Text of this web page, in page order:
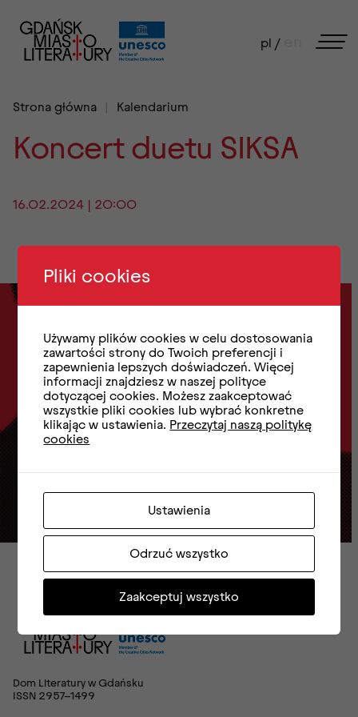
pl /
Strona główna Kalendarium
Koncert duetu SIKSA
16.02.2024 | 20:00
Zapisz się do
Newslettera
e-mail
Zapisz się
Dom Literatury w Gdańsku
ISSN 2957-1499
Pliki cookies
Używamy plików cookies w celu dostosowania
zawartości strony do Twoich preferencji i
zapewnienia lepszych doświadczeń. Więcej
informacji znajdziesz w naszej polityce
dotyczącej cookies. Możesz zaakceptować
wszystkie pliki cookies lub wybrać konkretne
klikając w ustawienia. Przeczytaj naszą politykę
cookies
Ustawienia
Odrzuć wszystko
Zaakceptuj wszystko